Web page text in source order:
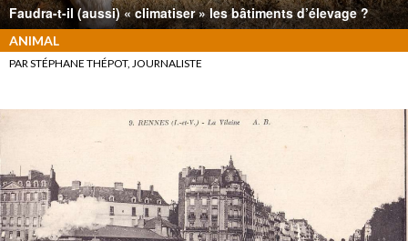
Faudra-t-il (aussi) « climatiser » les bâtiments d’élevage ?
ANIMAL
PAR STÉPHANE THÉPOT, JOURNALISTE